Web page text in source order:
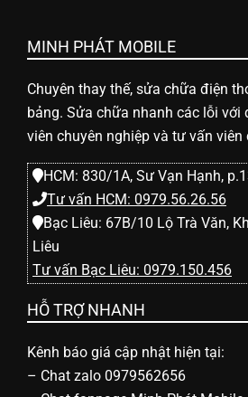
MINH PHÁT MOBILE
Chuyên thay thế, sửa chữa điện
bảng. Sửa chữa nhanh các lỗi với
viên chuyên nghiệp và tư vấn viên
HCM: 830/1A, Sư Vạn Hạnh,
Tư vấn HCM: 0979.56.26.56
Bạc Liêu: 67B/10 Lộ Trà Văn,
Liêu
Tư vấn Bạc Liêu: 0979.150.456
HỖ TRỢ NHANH
Kênh báo giá cập nhật hiện tại:
– Chat zalo 0979562656